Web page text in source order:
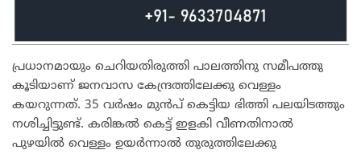
പ്രധാനമായും ചെറിയതിരുത്തി പാലത്തിനു സമീപത്തു
കൂടിയാണ് ജനവാസ കേന്ദ്രത്തിലേക്കു വെള്ളം
കയറുന്നത്. 35 വർഷം മുൻപ് കെട്ടിയ ഭിത്തി പലയിടത്തും
നശിച്ചിട്ടുണ്ട്. കരിങ്കൽ കെട്ട് ഇളകി വീണതിനാൽ
പുഴയിൽ വെള്ളം ഉയർന്നാൽ തുരുത്തിലേക്കു